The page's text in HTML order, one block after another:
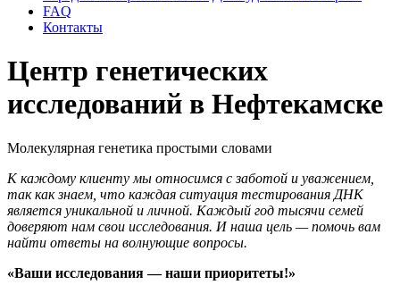
FAQ
Контакты
Центр генетических
исследований в Нефтекамске
Молекулярная генетика простыми словами
К каждому клиенту мы относимся с заботой и уважением,
так как знаем, что каждая ситуация тестирования ДНК
является уникальной и личной. Каждый год тысячи семей
доверяют нам свои исследования. И наша цель — помочь вам
найти ответы на волнующие вопросы.
«Ваши исследования — наши приоритеты!»